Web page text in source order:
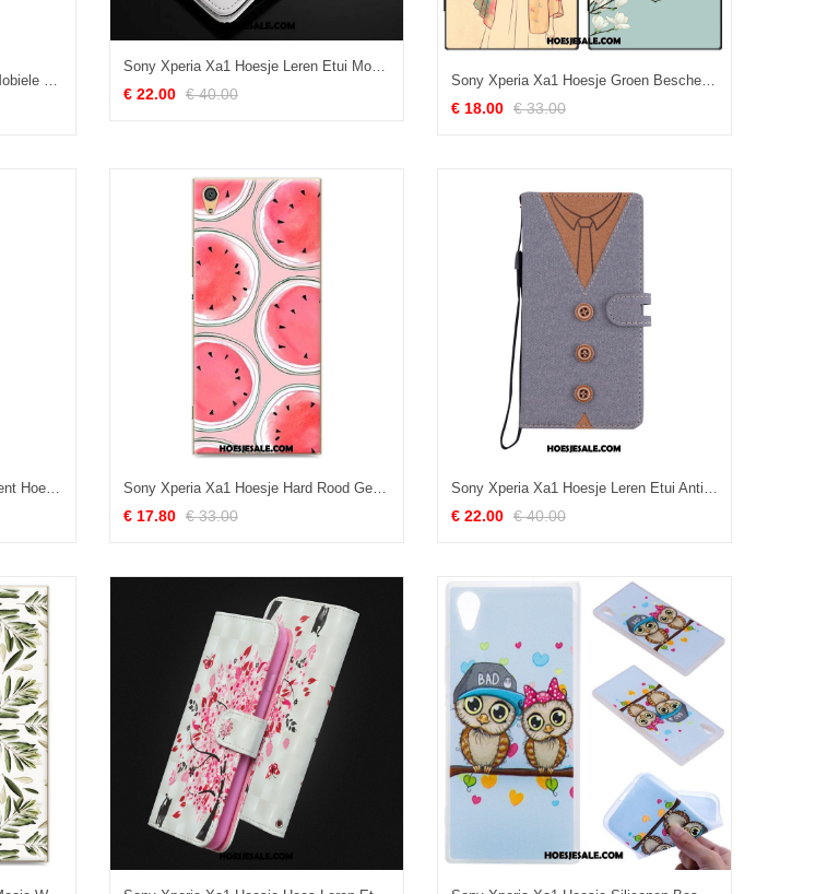
Sony Xperia Xa1 Hoesje Luxe Mobiele Telefoon Bescherming Leren Etui Anti-fall Sale
Sony Xperia Xa1 Hoesje Leren Etui Mobiele Telefoon Wit Zacht Folio Goedkoop
€ 22.00 € 40.00
Sony Xperia Xa1 Hoesje Groen Bescherming All Inclusive Vers Geschilderd Goedkoop
€ 18.00 € 33.00
Sony Xperia Xa1 Hoesje Spotprent Hoes Bescherming Hard Geschilderd Korting Sony Xperia Xa1 Hoesje Hard Rood Geschilderd Bescherming Hoes Sale
€ 17.80 € 33.00
Sony Xperia Xa1 Hoesje Leren Etui Anti-fall Clamshell Grijs Mobiele Telefoon Online
€ 22.00 € 40.00